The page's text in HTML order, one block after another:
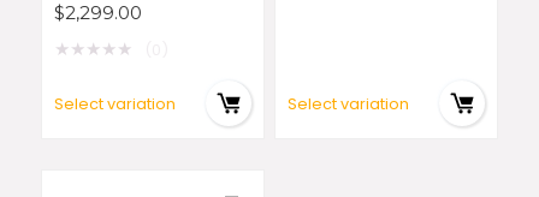
$2,299.00
★★★★★
Select variation Select variation